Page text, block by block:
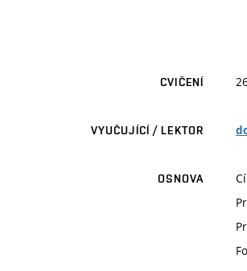
CVIČENÍ
VYUČUJÍCÍ / LEKTOR
OSNOVA